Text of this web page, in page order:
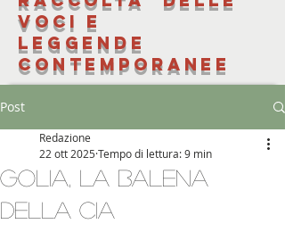
voci e
leggende
contemporanee
Post
Golia, la balena
della CIA
Redazione
22 ott 2025 Tempo di lettura: 9 min